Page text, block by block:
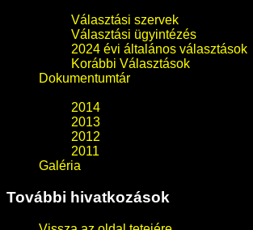
Választási szervek
Választási ügyintézés
2024 évi általános választások
Korábbi Választások
Dokumentumtár
2014
2013
2012
2011
Galéria
További hivatkozások